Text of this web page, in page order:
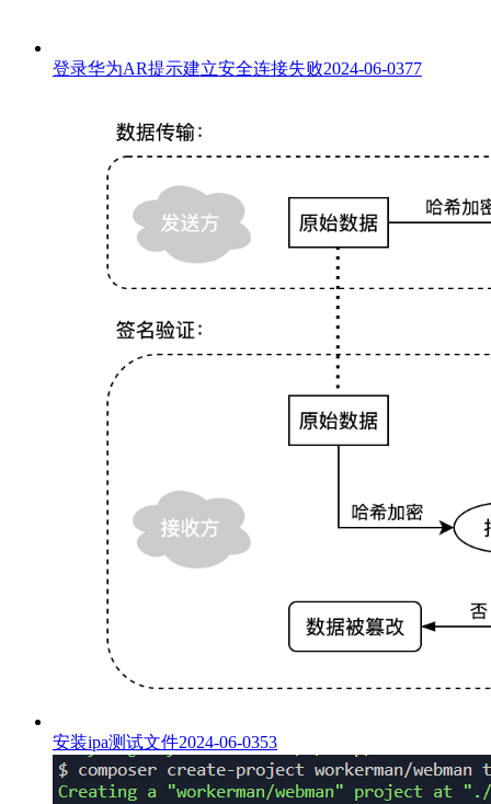
登录华为AR提示建立安全连接失败2024-06-0377
安装ipa测试文件2024-06-0353